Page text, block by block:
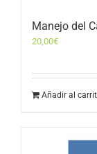
Manejo del
20,00€
Añadir al